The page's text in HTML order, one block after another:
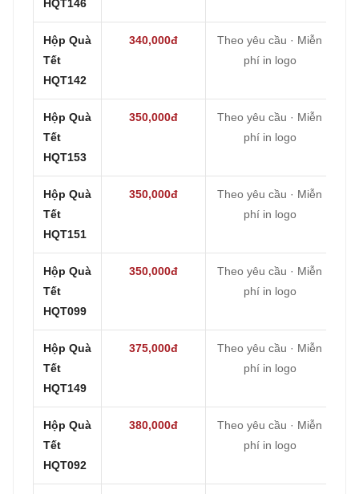
HQT146
Hộp Quà
Tết
HQT142
340,000đ
Theo yêu cầu · Miễn
phí in logo
Hộp Quà
Tết
HQT153
350,000đ
Theo yêu cầu · Miễn
phí in logo
Hộp Quà
Tết
HQT151
350,000đ
Theo yêu cầu · Miễn
phí in logo
Hộp Quà
Tết
HQT099
350,000đ
Theo yêu cầu · Miễn
phí in logo
Hộp Quà
Tết
HQT149
375,000đ
Theo yêu cầu · Miễn
phí in logo
Hộp Quà
Tết
HQT092
380,000đ
Theo yêu cầu · Miễn
phí in logo